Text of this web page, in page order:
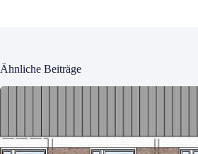
Ähnliche Beiträge